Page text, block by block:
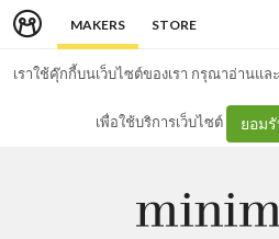
MAKERS STORE
เราใช้คุ๊กกี้บนเว็บไซต์ของเรา กรุณาอ่านแล
เพื่อใช้บริการเว็บไซต์ ยอม